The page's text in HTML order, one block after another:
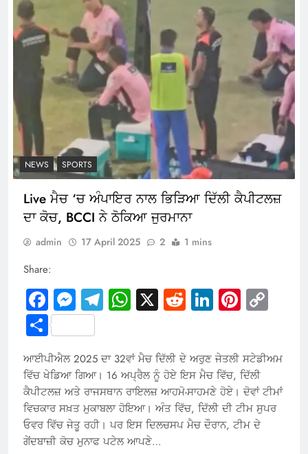
NEWS SPORTS
Live ਮੈਚ ‘ਚ ਅੰਪਾਇਰ ਨਾਲ ਭਿੜਿਆ ਦਿੱਲੀ ਕੈਪੀਟਲਜ਼
ਦਾ ਕੋਚ, BCCI ਨੇ ਠੋਕਿਆ ਜੁਰਮਾਨਾ
admin 17 April 2025 2 1 mins
Share:
Facebook
Messenger
Telegram
WhatsApp
X RedditLinkedIn
Share
ਆਈਪੀਐਲ 2025 ਦਾ 32ਵਾਂ ਮੈਚ ਦਿੱਲੀ ਦੇ ਅਰੁਣ ਜੇਤਲੀ ਸਟੇਡੀਅਮ
ਵਿੱਚ ਖੇਡਿਆ ਗਿਆ। 16 ਅਪ੍ਰੈਲ ਨੂੰ ਹੋਏ ਇਸ ਮੈਚ ਵਿੱਚ, ਦਿੱਲੀ
ਕੈਪੀਟਲਜ਼ ਅਤੇ ਰਾਜਸਥਾਨ ਰਾਇਲਜ਼ ਆਹਮੋ-ਸਾਹਮਣੇ ਹੋਏ। ਦੋਵਾਂ ਟੀਮਾਂ
ਵਿਚਕਾਰ ਸਖ਼ਤ ਮੁਕਾਬਲਾ ਹੋਇਆ। ਅੰਤ ਵਿੱਚ, ਦਿੱਲੀ ਦੀ ਟੀਮ ਸੁਪਰ
ਓਵਰ ਵਿੱਚ ਜੇਤੂ ਰਹੀ। ਪਰ ਇਸ ਦਿਲਚਸਪ ਮੈਚ ਦੌਰਾਨ, ਟੀਮ ਦੇ
ਗੇਂਦਬਾਜ਼ੀ ਕੋਚ ਮੁਨਾਫ ਪਟੇਲ ਆਪਣੇ…